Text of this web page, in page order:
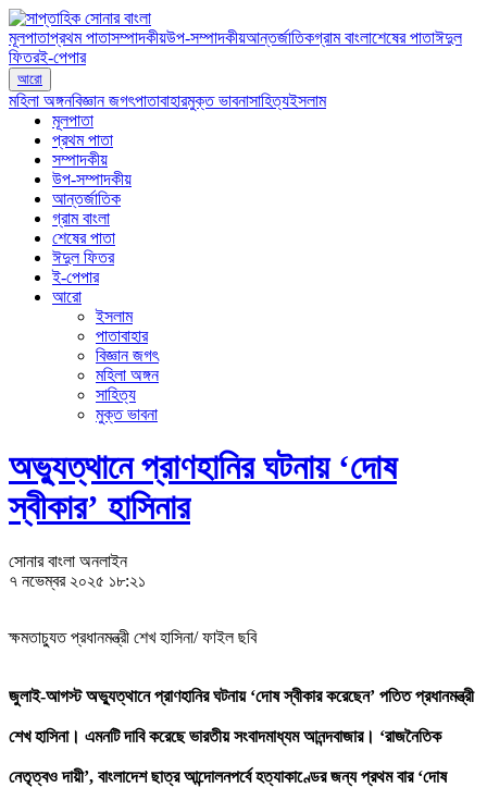
মূলপাতাপ্রথম পাতাসম্পাদকীয়উপ-সম্পাদকীয়আন্তর্জাতিকগ্রাম বাংলাশেষের পাতাঈদুল
ফিতরই-পেপার
আরো
মহিলা অঙ্গনবিজ্ঞান জগৎপাতাবাহারমুক্ত ভাবনাসাহিত্যইসলাম
মূলপাতা
প্রথম পাতা
সম্পাদকীয়
উপ-সম্পাদকীয়
আন্তর্জাতিক
গ্রাম বাংলা
শেষের পাতা
ঈদুল ফিতর
ই-পেপার
আরো
ইসলাম
পাতাবাহার
বিজ্ঞান জগৎ
মহিলা অঙ্গন
সাহিত্য
মুক্ত ভাবনা
অভ্যুত্থানে প্রাণহানির ঘটনায় ‘দোষ
স্বীকার’ হাসিনার
সোনার বাংলা অনলাইন
৭ নভেম্বর ২০২৫ ১৮:২১
ক্ষমতাচ্যুত প্রধানমন্ত্রী শেখ হাসিনা/ ফাইল ছবি
জুলাই-আগস্ট অভ্যুত্থানে প্রাণহানির ঘটনায় ‘দোষ স্বীকার করেছেন’ পতিত প্রধানমন্ত্রী
শেখ হাসিনা। এমনটি দাবি করেছে ভারতীয় সংবাদমাধ্যম আনন্দবাজার। ‘রাজনৈতিক
নেতৃত্বও দায়ী’, বাংলাদেশ ছাত্র আন্দোলনপর্বে হত্যাকাণ্ডের জন্য প্রথম বার ‘দোষ